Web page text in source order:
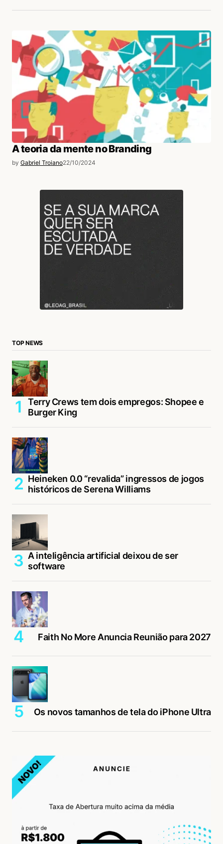
A teoria da mente no Branding
by Gabriel Troiano22/10/2024
TOP NEWS
Terry Crews tem dois empregos: Shopee e
Burger King
Heineken 0.0 “revalida” ingressos de jogos
históricos de Serena Williams
A inteligência artificial deixou de ser
software
Faith No More Anuncia Reunião para 2027
Os novos tamanhos de tela do iPhone Ultra